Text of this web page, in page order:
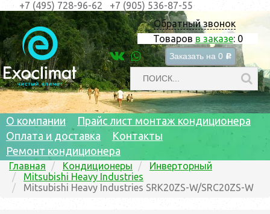
Обратный звонок
Товаров в заказе: 0
Заказать на 0 c
+7 (495) 728-96-62 +7 (905) 536-87-55
О компании
Прайс лист монтаж кондиционера
Оплата и доставка
Контакты
Ремонт кондиционера
Главная Кондиционеры
Инверторный
Mitsubishi Heavy Industries
Mitsubishi Heavy Industries SRK20ZS-W/SRC20ZS-W